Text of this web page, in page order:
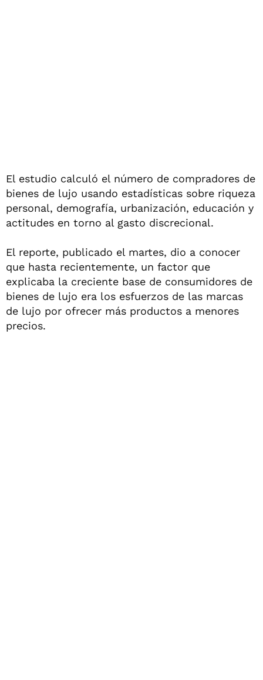
El estudio calculó el número de compradores de
bienes de lujo usando estadísticas sobre riqueza
personal, demografía, urbanización, educación y
actitudes en torno al gasto discrecional.
El reporte, publicado el martes, dio a conocer
que hasta recientemente, un factor que
explicaba la creciente base de consumidores de
bienes de lujo era los esfuerzos de las marcas
de lujo por ofrecer más productos a menores
precios.